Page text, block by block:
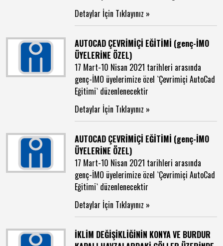
Detaylar İçin Tıklayınız »
AUTOCAD ÇEVRİMİÇİ EĞİTİMİ (genç-İMO
ÜYELERİNE ÖZEL)
17 Mart-10 Nisan 2021 tarihleri arasında
genç-İMO üyelerimize özel `Çevrimiçi AutoCad
Eğitimi` düzenlenecektir
Detaylar İçin Tıklayınız »
AUTOCAD ÇEVRİMİÇİ EĞİTİMİ (genç-İMO
ÜYELERİNE ÖZEL)
17 Mart-10 Nisan 2021 tarihleri arasında
genç-İMO üyelerimize özel `Çevrimiçi AutoCad
Eğitimi` düzenlenecektir
Detaylar İçin Tıklayınız »
İKLİM DEĞİŞİKLİĞİNİN KONYA VE BURDUR